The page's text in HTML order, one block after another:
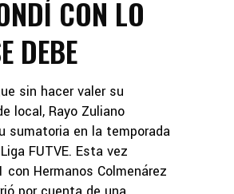
CON LO
DEBE
sin hacer valer su
local, Rayo Zuliano
sumatoria en la temporada
FUTVE. Esta vez
con Hermanos Colmenárez